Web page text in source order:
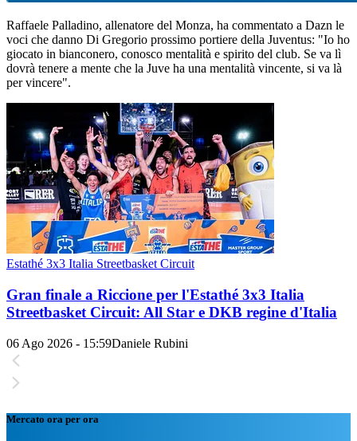
Raffaele Palladino, allenatore del Monza, ha commentato a Dazn le
voci che danno Di Gregorio prossimo portiere della Juventus: "Io ho
giocato in bianconero, conosco mentalità e spirito del club. Se va lì
dovrà tenere a mente che la Juve ha una mentalità vincente, si va là
per vincere".
Estathé 3x3 Italia Streetbasket Circuit
Gran finale a Riccione per l'Estathé 3x3 Italia
Streetbasket Circuit: All Star e DKB regine d'Italia
06 Ago 2026 - 15:59Daniele Rubini
Mercato ora per ora